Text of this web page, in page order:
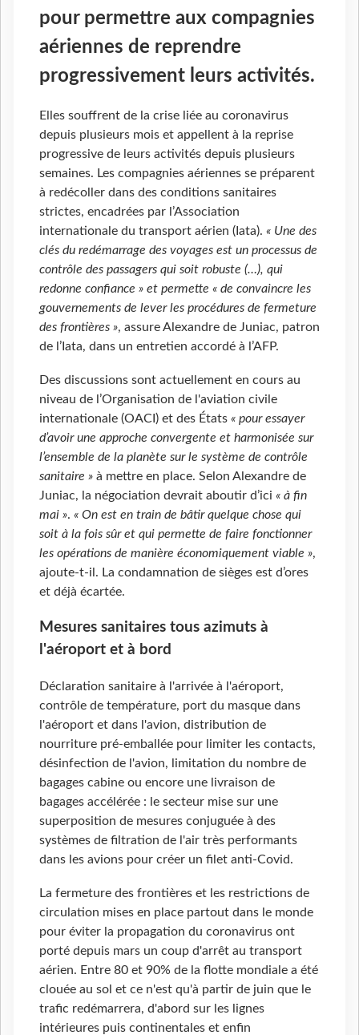
pour permettre aux compagnies
aériennes de reprendre
progressivement leurs activités.
Elles souffrent de la crise liée au coronavirus
depuis plusieurs mois et appellent à la reprise
progressive de leurs activités depuis plusieurs
semaines. Les compagnies aériennes se préparent
à redécoller dans des conditions sanitaires
strictes, encadrées par l’Association
internationale du transport aérien (Iata). « Une des
clés du redémarrage des voyages est un processus de
contrôle des passagers qui soit robuste (…), qui
redonne confiance » et permette « de convaincre les
gouvernements de lever les procédures de fermeture
des frontières », assure Alexandre de Juniac, patron
de l’Iata, dans un entretien accordé à l’AFP.
Des discussions sont actuellement en cours au
niveau de l’Organisation de l'aviation civile
internationale (OACI) et des États « pour essayer
d’avoir une approche convergente et harmonisée sur
l’ensemble de la planète sur le système de contrôle
sanitaire » à mettre en place. Selon Alexandre de
Juniac, la négociation devrait aboutir d’ici « à fin
mai ». « On est en train de bâtir quelque chose qui
soit à la fois sûr et qui permette de faire fonctionner
les opérations de manière économiquement viable »,
ajoute-t-il. La condamnation de sièges est d’ores
et déjà écartée.
Mesures sanitaires tous azimuts à
l'aéroport et à bord
Déclaration sanitaire à l'arrivée à l'aéroport,
contrôle de température, port du masque dans
l'aéroport et dans l'avion, distribution de
nourriture pré-emballée pour limiter les contacts,
désinfection de l'avion, limitation du nombre de
bagages cabine ou encore une livraison de
bagages accélérée : le secteur mise sur une
superposition de mesures conjuguée à des
systèmes de filtration de l'air très performants
dans les avions pour créer un filet anti-Covid.
La fermeture des frontières et les restrictions de
circulation mises en place partout dans le monde
pour éviter la propagation du coronavirus ont
porté depuis mars un coup d'arrêt au transport
aérien. Entre 80 et 90% de la flotte mondiale a été
clouée au sol et ce n'est qu'à partir de juin que le
trafic redémarrera, d'abord sur les lignes
intérieures puis continentales et enfin